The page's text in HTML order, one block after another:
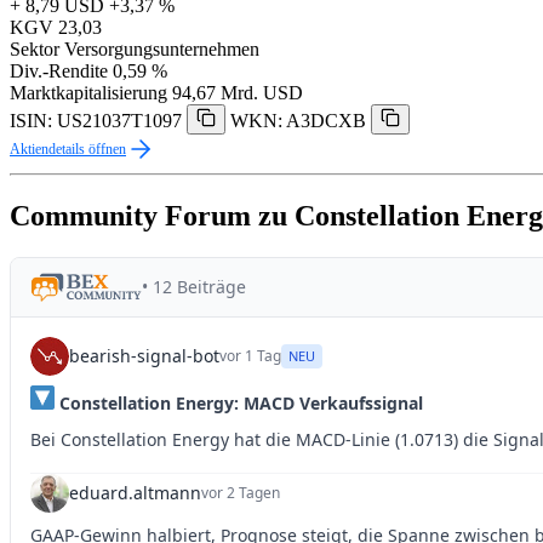
+ 8,79 USD +3,37 %
KGV 23,03
Sektor Versorgungsunternehmen
Div.-Rendite 0,59 %
Marktkapitalisierung 94,67 Mrd. USD
ISIN: US21037T1097
WKN: A3DCXB
Aktiendetails öffnen
Community Forum zu Constellation